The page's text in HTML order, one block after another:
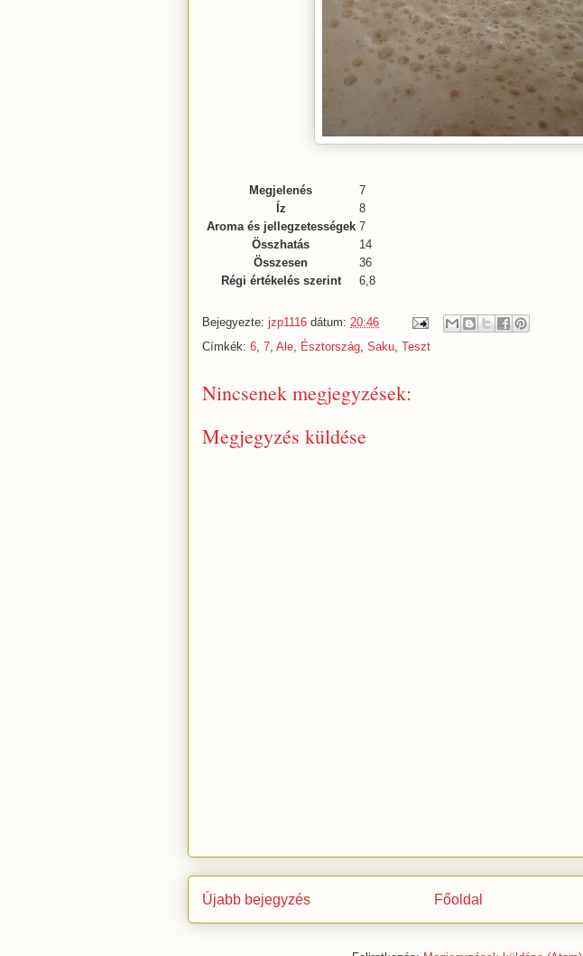
Megjelenés
7
Íz
8
Aroma és jellegzetességek 7
Összhatás
14
Összesen
36
Régi értékelés szerint
6,8
Bejegyezte: jzp1116 dátum: 20:46
Címkék: 6 7 Ale Észtország Saku Teszt
Nincsenek megjegyzések:
Megjegyzés küldése
Újabb bejegyzés Főoldal